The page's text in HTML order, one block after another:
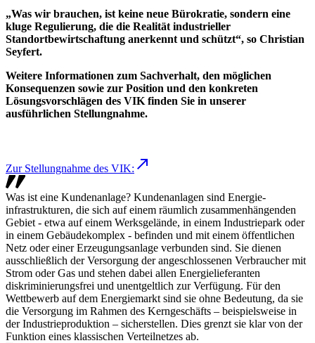
„Was wir brauchen, ist keine neue Bürokratie, sondern eine
kluge Regulierung, die die Realität industrieller
Standortbewirtschaftung anerkennt und schützt“, so Christian
Seyfert.
Weitere Informationen zum Sachverhalt, den möglichen
Konsequenzen sowie zur Position und den konkreten
Lösungsvorschlägen des VIK finden Sie in unserer
ausführlichen Stellungnahme.
Zur Stellungnahme des VIK:
Was ist eine Kundenanlage? Kundenanlagen sind Energie-
infrastrukturen, die sich auf einem räumlich zusammenhängenden
Gebiet - etwa auf einem Werksgelände, in einem Industriepark oder
in einem Gebäudekomplex - befinden und mit einem öffentlichen
Netz oder einer Erzeugungsanlage verbunden sind. Sie dienen
ausschließlich der Versorgung der angeschlossenen Verbraucher mit
Strom oder Gas und stehen dabei allen Energielieferanten
diskriminierungsfrei und unentgeltlich zur Verfügung. Für den
Wettbewerb auf dem Energiemarkt sind sie ohne Bedeutung, da sie
die Versorgung im Rahmen des Kerngeschäfts – beispielsweise in
der Industrieproduktion – sicherstellen. Dies grenzt sie klar von der
Funktion eines klassischen Verteilnetzes ab.